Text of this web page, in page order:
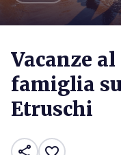
Vacanze
famiglia
Etruschi
share